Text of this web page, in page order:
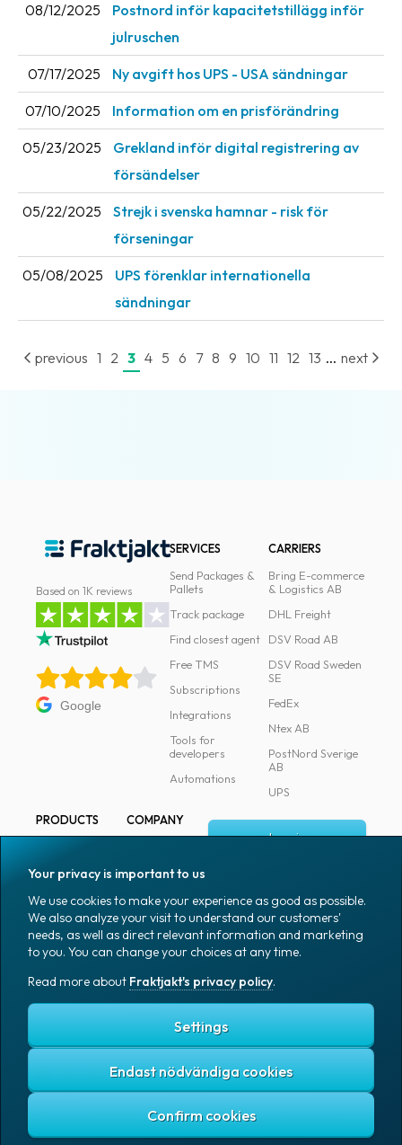
08/12/2025
Postnord inför kapacitetstillägg inför
julruschen
07/17/2025 Ny avgift hos UPS - USA sändningar
07/10/2025 Information om en prisförändring
05/23/2025
Grekland inför digital registrering av
försändelser
05/22/2025
Strejk i svenska hamnar - risk för
förseningar
05/08/2025
UPS förenklar internationella
sändningar
previous 1 2 3 4 5 6 7 8 9 10 11 12 13 ... next
Based on 1K reviews
Google
SERVICES
Send Packages &
Pallets
Track package
Find closest agent
Free TMS
Subscriptions
Integrations
Tools for
developers
Automations
CARRIERS
Bring E-commerce
& Logistics AB
DHL Freight
DSV Road AB
DSV Road Sweden
SE
FedEx
Ntex AB
PostNord Sverige
AB
UPS
PRODUCTS
Marking
Packaging
Packaging
accessories
Office goods
COMPANY
Media
Coworkers
Job & career
News archive
Blog
Log in
Sign up
English (US)
Fraktjakt's privacy policy
Terms and conditions
Copyright © 2007 – 2026 Fraktjakt AB. All rights reserved.
Your privacy is important to us
We use cookies to make your experience as good as possible.
We also analyze your visit to understand our customers'
needs, as well as direct relevant information and marketing
to you. You can change your choices at any time.
Read more about Fraktjakt's privacy policy.
Settings
Endast nödvändiga cookies